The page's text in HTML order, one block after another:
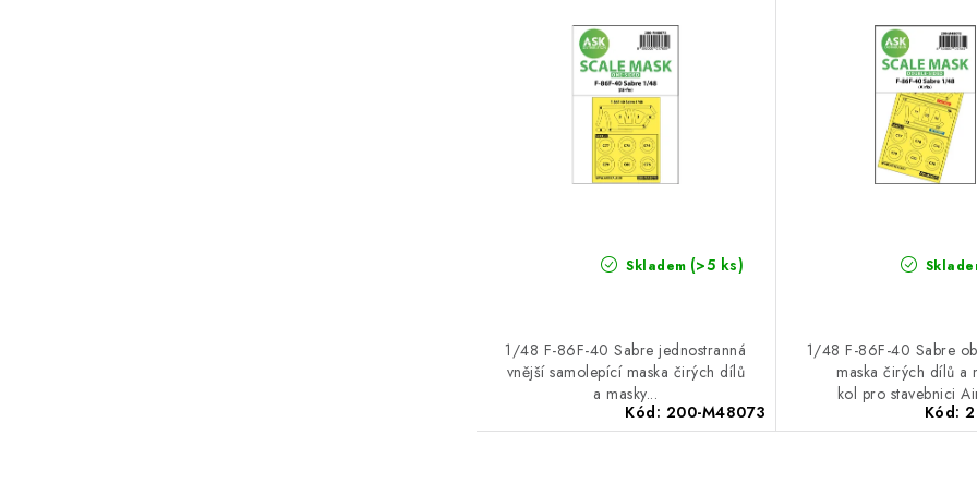
Skladem (>5 ks)
1/48 F-86F-40 Sabre jednostranná
vnější samolepící maska čirých dílů
a masky...
Kód: 200-M48073
1/48 F-86F-40 Sabre
maska čirých dílů a
kol pro stavebnici
Kód: